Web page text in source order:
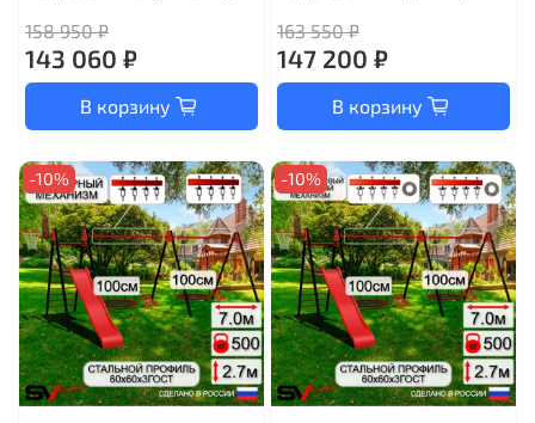
158 950 ₽
143 060 ₽
В корзину
163 550 ₽
147 200 ₽
В корзину
-10% -10%